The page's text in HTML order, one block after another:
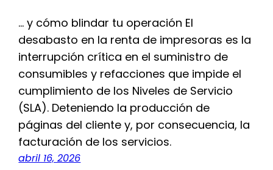
… y cómo blindar tu operación El
desabasto en la renta de impresoras es la
interrupción crítica en el suministro de
consumibles y refacciones que impide el
cumplimiento de los Niveles de Servicio
(SLA). Deteniendo la producción de
páginas del cliente y, por consecuencia, la
facturación de los servicios.
abril 16, 2026